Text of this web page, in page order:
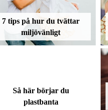
7 tips på hur du tvättar
miljövänligt
Så här börjar du
plastbanta